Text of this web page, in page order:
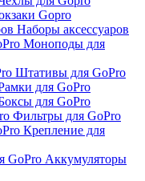
Gopro
Наборы аксессуаров
Моноподы для
Штативы для GoPro
для GoPro
для GoPro
Фильтры для GoPro
Крепление для
Аккумуляторы